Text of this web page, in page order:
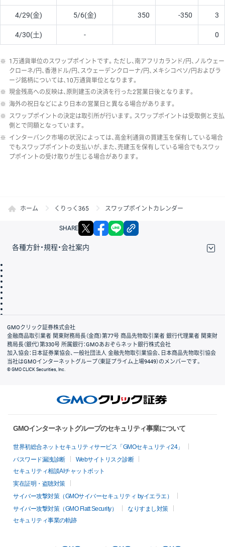
4/29(金) 5/6(金) 350 -350 3
4/30(土) - 0
※ 1万通貨単位のスワップポイントです。ただし、南アフリカランド/円、ノルウェー
クローネ/円、香港ドル/円、スウェーデンクローナ/円、メキシコペソ/円およびラ
ージ銘柄については、10万通貨単位となります。
※ 現金残高への反映は、原則建玉の決済を行った2営業日後となります。
※ 海外の祝日などにより日本の営業日と異なる場合があります。
※ スワップポイントの決定は取引所が行います。スワップポイントは受取側と支払
側とで同額となっています。
※ インターバンク市場の状況によっては、高金利通貨の買建玉を保有している場合
でもスワップポイントの支払いが、また、売建玉を保有している場合でもスワッ
プポイントの受け取りが生じる場合があります。
ホーム くりっく365 スワップポイントカレンダー
SHARE X facebook
各種方針・規程・会社案内
会社案内
GMOクリック証券株式会社
金融商品取引業者 関東財務局長（金商）第77号 商品先物取引業者 銀行代理業者 関東財
務局長（銀代）第330号 所属銀行：GMOあおぞらネット銀行株式会社
加入協会：日本証券業協会、一般社団法人 金融先物取引業協会、日本商品先物取引協会
当社はGMOインターネットグループ（東証プライム上場9449）のメンバーです。
© GMO CLICK Securities, Inc.
GMOインターネットグループのセキュリティ事業について
世界初総合ネットセキュリティサービス「GMOセキュリティ24」
パスワード漏洩診断
Webサイトリスク診断
セキュリティ相談AIチャットボット
実在証明・盗聴対策
サイバー攻撃対策（GMOサイバーセキュリティ byイエラエ）
サイバー攻撃対策（GMO Flatt Security）
なりすまし対策
セキュリティ事業の軌跡